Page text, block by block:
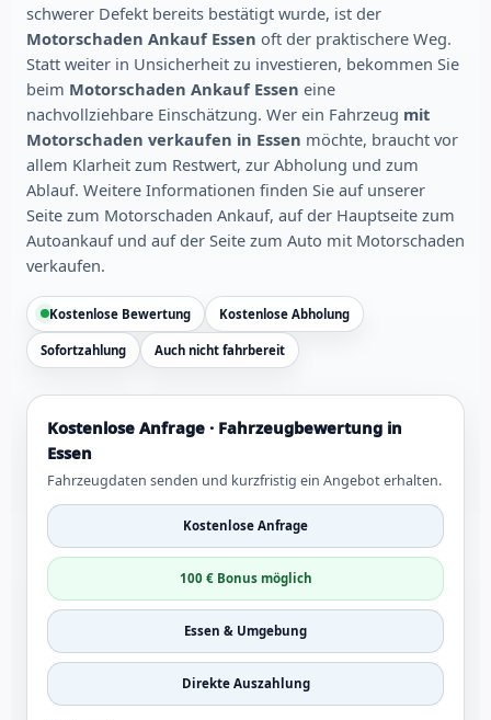
schwerer Defekt bereits bestätigt wurde, ist der
Motorschaden Ankauf Essen oft der praktischere Weg.
Statt weiter in Unsicherheit zu investieren, bekommen Sie
beim Motorschaden Ankauf Essen eine
nachvollziehbare Einschätzung. Wer ein Fahrzeug mit
Motorschaden verkaufen in Essen möchte, braucht vor
allem Klarheit zum Restwert, zur Abholung und zum
Ablauf. Weitere Informationen finden Sie auf unserer
Seite zum Motorschaden Ankauf, auf der Hauptseite zum
Autoankaufund auf der Seite zum Auto mit Motorschaden
verkaufen.
Kostenlose Bewertung Kostenlose Abholung
Sofortzahlung Auch nicht fahrbereit
Kostenlose Anfrage · Fahrzeugbewertung in
Essen
Fahrzeugdaten senden und kurzfristig ein Angebot erhalten.
Kostenlose Anfrage
100 € Bonus möglich
Essen & Umgebung
Direkte Auszahlung